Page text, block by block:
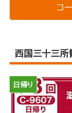
コ
西国三十三所
日帰り